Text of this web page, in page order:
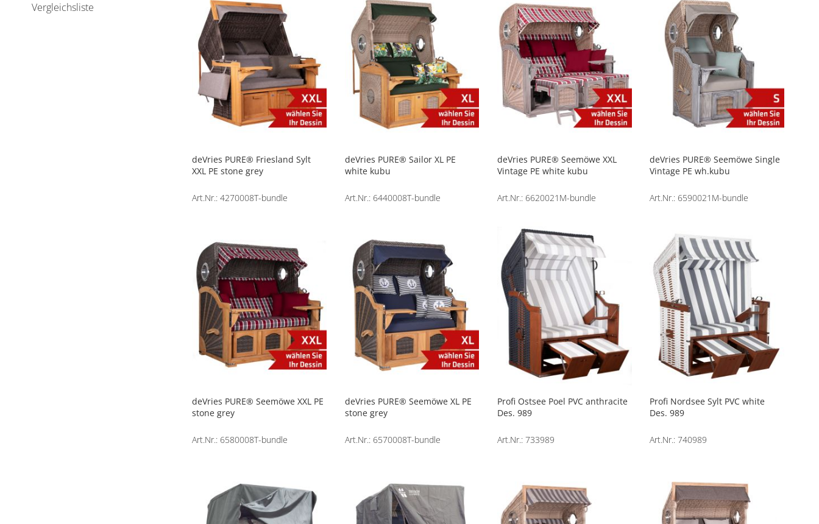
deVries PURE® Friesland Sylt
XXL PE stone grey
Art.Nr.: 4270008T-bundle
deVries PURE® Sailor XL PE
white kubu
Art.Nr.: 6440008T-bundle
deVries PURE® Seemöwe XXL
Vintage PE white kubu
Art.Nr.: 6620021M-bundle
deVries PURE® Seemöwe Single
Vintage PE wh.kubu
Art.Nr.: 6590021M-bundle
deVries PURE® Seemöwe XXL PE
stone grey
Art.Nr.: 6580008T-bundle
deVries PURE® Seemöwe XL PE
stone grey
Art.Nr.: 6570008T-bundle
Profi Ostsee Poel PVC anthracite
Des. 989
Art.Nr.: 733989
Profi Nordsee Sylt PVC white
Des. 989
Art.Nr.: 740989
Vergleichsliste